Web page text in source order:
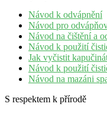
Návod k odvápnění
Návod pro
Návod na čištění a
Návod k použití
Jak vyčistit
Návod k použití
Návod na mazáni
S respektem k přírodě